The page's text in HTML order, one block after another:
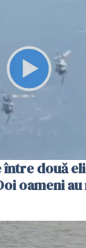
între două
oameni